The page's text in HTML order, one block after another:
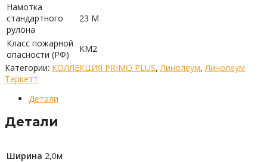
Намотка
стандартного
рулона
23 М
Класс пожарной
опасности (РФ)
КМ2
Категории: КОЛЛЕКЦИЯ PRIMO PLUS, Линолеум, Линолеум
Таркетт
Детали
Детали
Ширина 2,0м